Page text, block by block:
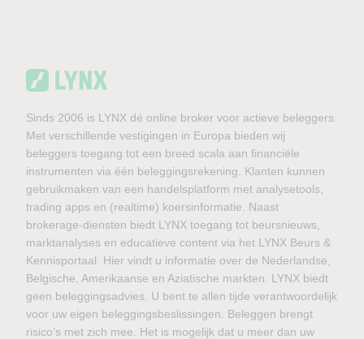
Sinds 2006 is LYNX dé online broker voor actieve beleggers.
Met verschillende vestigingen in Europa bieden wij
beleggers toegang tot een breed scala aan financiële
instrumenten via één beleggingsrekening. Klanten kunnen
gebruikmaken van een handelsplatform met analysetools,
trading apps en (realtime) koersinformatie. Naast
brokerage-diensten biedt LYNX toegang tot beursnieuws,
marktanalyses en educatieve content via het LYNX Beurs &
Kennisportaal. Hier vindt u informatie over de Nederlandse,
Belgische, Amerikaanse en Aziatische markten. LYNX biedt
geen beleggingsadvies. U bent te allen tijde verantwoordelijk
voor uw eigen beleggingsbeslissingen. Beleggen brengt
risico’s met zich mee. Het is mogelijk dat u meer dan uw